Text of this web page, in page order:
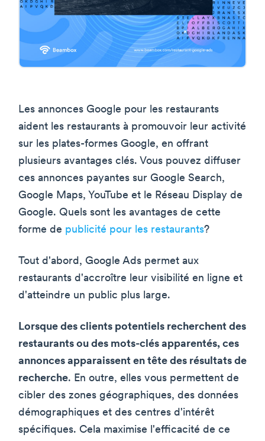
Les annonces Google pour les restaurants
aident les restaurants à promouvoir leur activité
sur les plates-formes Google, en offrant
plusieurs avantages clés. Vous pouvez diffuser
ces annonces payantes sur Google Search,
Google Maps, YouTube et le Réseau Display de
Google. Quels sont les avantages de cette
forme de publicité pour les restaurants?
Tout d'abord, Google Ads permet aux
restaurants d'accroître leur visibilité en ligne et
d'atteindre un public plus large.
Lorsque des clients potentiels recherchent des
restaurants ou des mots-clés apparentés, ces
annonces apparaissent en tête des résultats de
recherche. En outre, elles vous permettent de
cibler des zones géographiques, des données
démographiques et des centres d'intérêt
spécifiques. Cela maximise l'efficacité de ce